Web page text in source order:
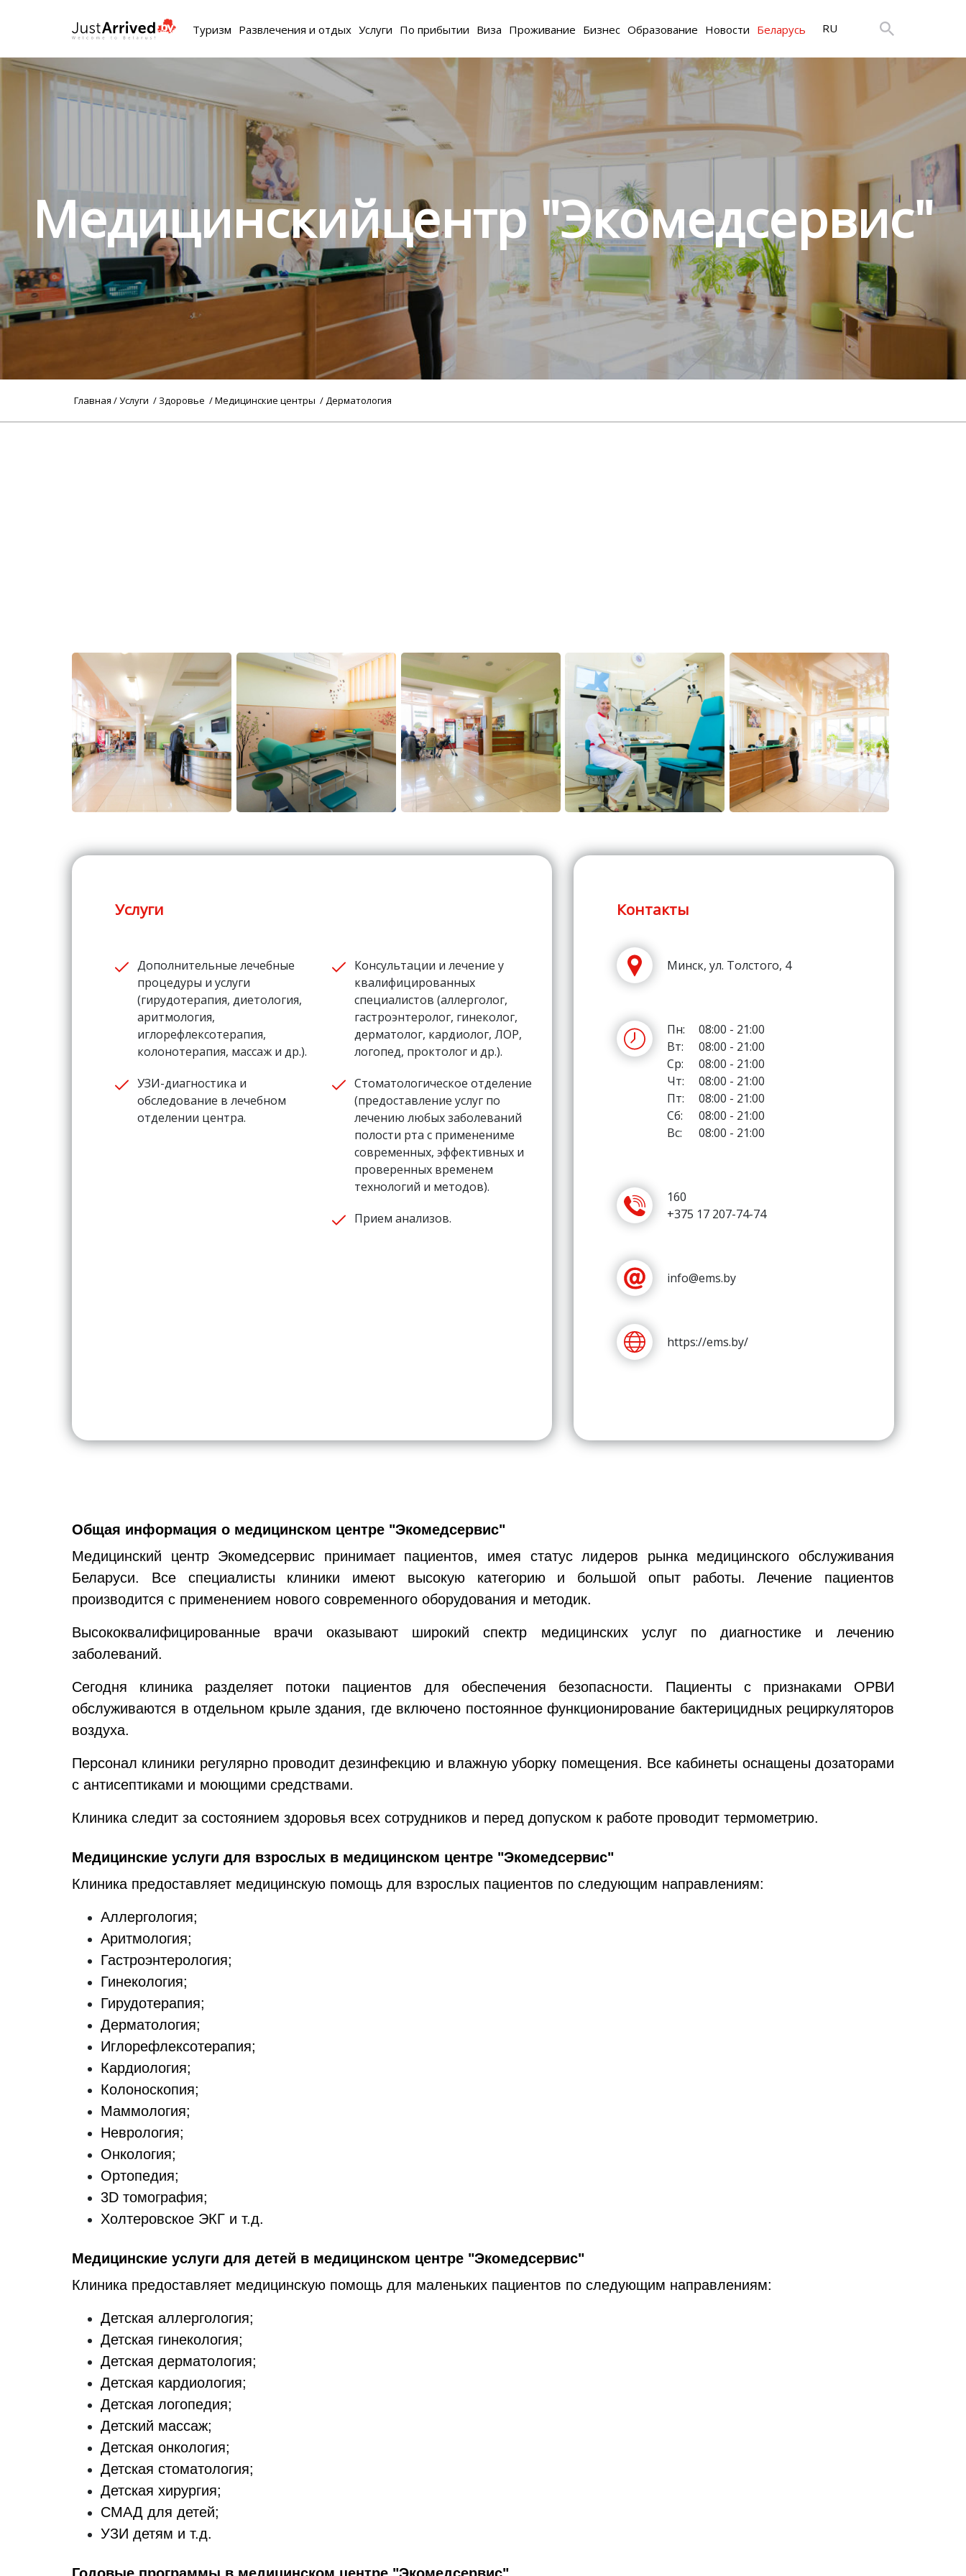
Туризм Развлечения и отдых Услуги По прибытии Виза Проживание Бизнес Образование Новости Беларусь RU
Медицинскийцентр "Экомедсервис"
Главная /Услуги / Здоровье /Медицинские центры / Дерматология
Услуги
Дополнительные лечебные
процедуры и услуги
(гирудотерапия, диетология,
аритмология,
иглорефлексотерапия,
колонотерапия, массаж и др.).
УЗИ-диагностика и
обследование в лечебном
отделении центра.
Консультации и лечение у
квалифицированных
специалистов (аллерголог,
гастроэнтеролог, гинеколог,
дерматолог, кардиолог, ЛОР,
логопед, проктолог и др.).
Стоматологическое отделение
(предоставление услуг по
лечению любых заболеваний
полости рта с применениме
современных, эффективных и
проверенных временем
технологий и методов).
Прием анализов.
Контакты
Минск, ул. Толстого, 4
Пн:
08:00 - 21:00
Вт:
08:00 - 21:00
Ср:
08:00 - 21:00
Чт:
08:00 - 21:00
Пт:
08:00 - 21:00
Сб:
08:00 - 21:00
Вс:
08:00 - 21:00
160
+375 17 207-74-74
info@ems.by
https://ems.by/
Общая информация о медицинском центре "Экомедсервис"
Медицинский центр Экомедсервис принимает пациентов, имея статус лидеров рынка медицинского обслуживания
Беларуси. Все специалисты клиники имеют высокую категорию и большой опыт работы. Лечение пациентов
производится с применением нового современного оборудования и методик.
Высококвалифицированные врачи оказывают широкий спектр медицинских услуг по диагностике и лечению
заболеваний.
Сегодня клиника разделяет потоки пациентов для обеспечения безопасности. Пациенты с признаками ОРВИ
обслуживаются в отдельном крыле здания, где включено постоянное функционирование бактерицидных рециркуляторов
воздуха.
Персонал клиники регулярно проводит дезинфекцию и влажную уборку помещения. Все кабинеты оснащены дозаторами
с антисептиками и моющими средствами.
Клиника следит за состоянием здоровья всех сотрудников и перед допуском к работе проводит термометрию.
Медицинские услуги для взрослых в медицинском центре "Экомедсервис"
Клиника предоставляет медицинскую помощь для взрослых пациентов по следующим направлениям:
Аллергология;
Аритмология;
Гастроэнтерология;
Гинекология;
Гирудотерапия;
Дерматология;
Иглорефлексотерапия;
Кардиология;
Колоноскопия;
Маммология;
Неврология;
Онкология;
Ортопедия;
3D томография;
Холтеровское ЭКГ и т.д.
Медицинские услуги для детей в медицинском центре "Экомедсервис"
Клиника предоставляет медицинскую помощь для маленьких пациентов по следующим направлениям:
Детская аллергология;
Детская гинекология;
Детская дерматология;
Детская кардиология;
Детская логопедия;
Детский массаж;
Детская онкология;
Детская стоматология;
Детская хирургия;
СМАД для детей;
УЗИ детям и т.д.